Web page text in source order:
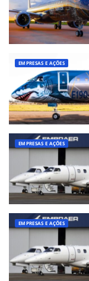
EMPRESAS E AÇÕES
EMPRESAS E AÇÕES
EMPRESAS E AÇÕES